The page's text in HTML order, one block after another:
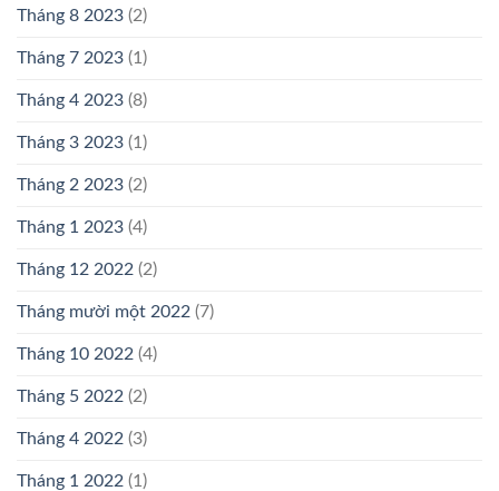
Tháng 8 2023 (2)
Tháng 7 2023 (1)
Tháng 4 2023 (8)
Tháng 3 2023 (1)
Tháng 2 2023 (2)
Tháng 1 2023 (4)
Tháng 12 2022 (2)
Tháng mười một 2022 (7)
Tháng 10 2022 (4)
Tháng 5 2022 (2)
Tháng 4 2022 (3)
Tháng 1 2022 (1)